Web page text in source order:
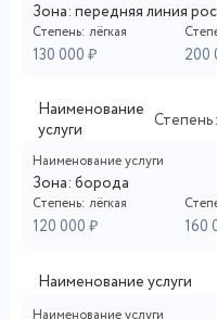
Зона: передняя линия
Степень: лёгкая
130 000 ₽ 200
Наименование
услуги
Наименование услуги
Зона: борода
Степень: лёгкая
120 000 ₽ 160
Наименование услуги
Наименование услуги